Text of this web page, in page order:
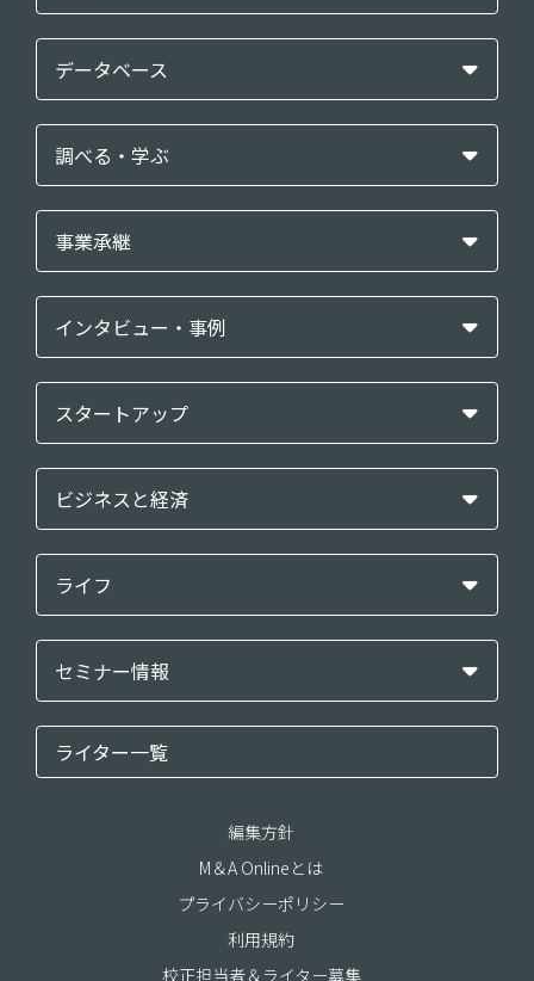
データベース
調べる・学ぶ
事業承継
インタビュー・事例
スタートアップ
ビジネスと経済
ライフ
セミナー情報
ライター一覧
編集方針
M＆A Onlineとは
プライバシーポリシー
利用規約
校正担当者＆ライター募集